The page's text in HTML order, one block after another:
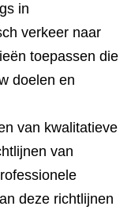
in
verkeer naar
toepassen die
doelen en
van kwalitatieve
van
deze richtlijnen